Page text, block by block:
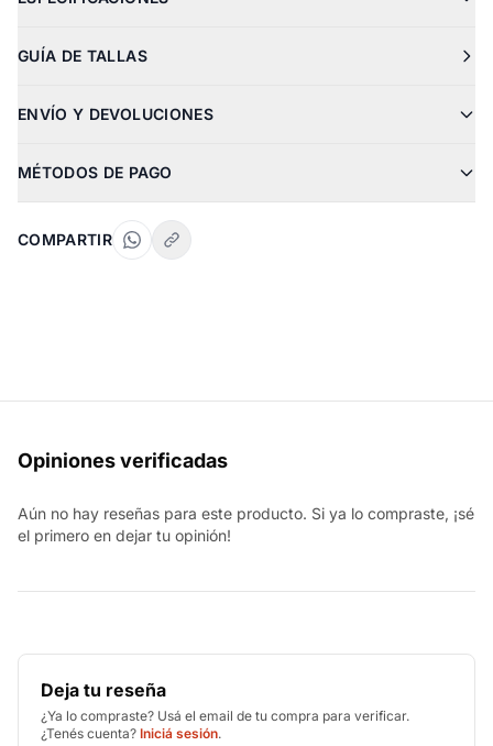
GUÍA DE TALLAS
ENVÍO Y DEVOLUCIONES
MÉTODOS DE PAGO
COMPARTIR
Opiniones verificadas
Aún no hay reseñas para este producto. Si ya lo compraste, ¡sé
el primero en dejar tu opinión!
Deja tu reseña
¿Ya lo compraste? Usá el email de tu compra para verificar.
¿Tenés cuenta? Iniciá sesión.